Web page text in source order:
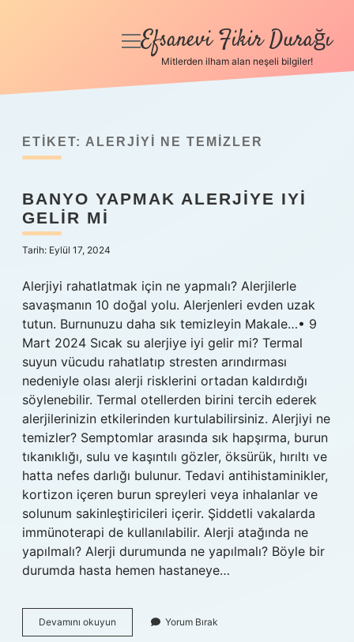
Anasayfa
Yasal Uyarı
Hakkımızda
menüyü
Efsanevi Fikir Durağı
Mitlerden ilham alan neşeli bilgiler!
ETIKET: ALERJIYI NE TEMIZLER
BANYO YAPMAK ALERJIYE IYI
GELIR MI
Tarih: Eylül 17, 2024
Alerjiyi rahatlatmak için ne yapmalı? Alerjilerle
savaşmanın 10 doğal yolu. Alerjenleri evden uzak
tutun. Burnunuzu daha sık temizleyin Makale…• 9
Mart 2024 Sıcak su alerjiye iyi gelir mi? Termal
suyun vücudu rahatlatıp stresten arındırması
nedeniyle olası alerji risklerini ortadan kaldırdığı
söylenebilir. Termal otellerden birini tercih ederek
alerjilerinizin etkilerinden kurtulabilirsiniz. Alerjiyi ne
temizler? Semptomlar arasında sık hapşırma, burun
tıkanıklığı, sulu ve kaşıntılı gözler, öksürük, hırıltı ve
hatta nefes darlığı bulunur. Tedavi antihistaminikler,
kortizon içeren burun spreyleri veya inhalanlar ve
solunum sakinleştiricileri içerir. Şiddetli vakalarda
immünoterapi de kullanılabilir. Alerji atağında ne
yapılmalı? Alerji durumunda ne yapılmalı? Böyle bir
durumda hasta hemen hastaneye…
Devamını okuyun
Yapmak
Yorum Bırak